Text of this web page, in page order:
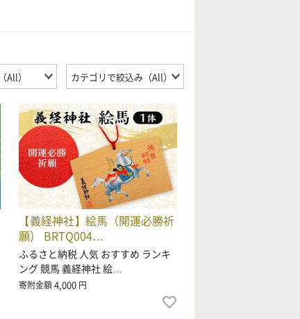
【義経神社】絵馬（開運必勝祈
願） BRTQ004…
ふるさと納税 人気 おすすめ ランキ
ング 競馬 義経神社 絵…
寄附金額4,000 円